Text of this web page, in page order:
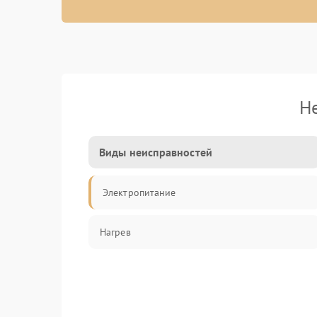
Виды неисправностей
Электропитание
Нагрев